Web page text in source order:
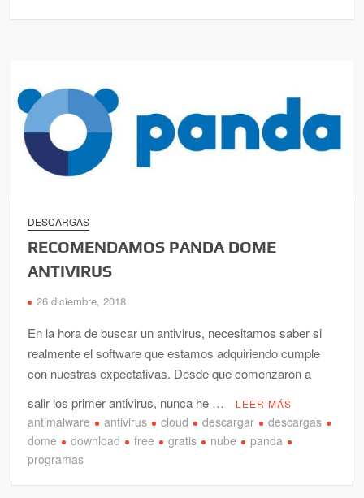
DESCARGAS
RECOMENDAMOS PANDA DOME
ANTIVIRUS
26 diciembre, 2018
En la hora de buscar un antivirus, necesitamos saber si
realmente el software que estamos adquiriendo cumple
con nuestras expectativas. Desde que comenzaron a
salir los primer antivirus, nunca he …
LEER MÁS
antimalware antivirus cloud descargar
descargas
dome
download free gratis nube
panda
programas